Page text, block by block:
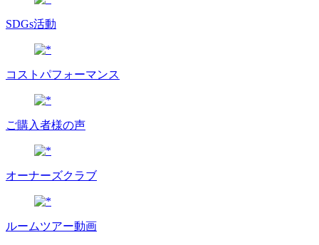
SDGs活動
コストパフォーマンス
ご購入者様の声
オーナーズクラブ
ルームツアー動画